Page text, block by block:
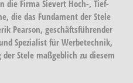
die Firma Sievert Hoch-, Tief-
die das Fundament der Stele
Pearson, geschäftsführender
Spezialist für Werbetechnik,
Stele maßgeblich zu diesem